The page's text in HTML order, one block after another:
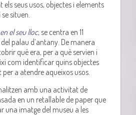
seus usos, objectes i elements
situen.
el seu lloc, se centra en 11
palau d’antany. De manera
què era, per a què servien i
com identificar quins objectes
a atendre aqueixos usos.
amb una activitat de
en un retallable de paper que
una imatge del museu a les